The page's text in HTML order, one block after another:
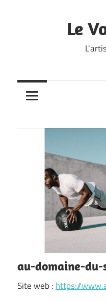
Le
au-domaine-
Site web : https://